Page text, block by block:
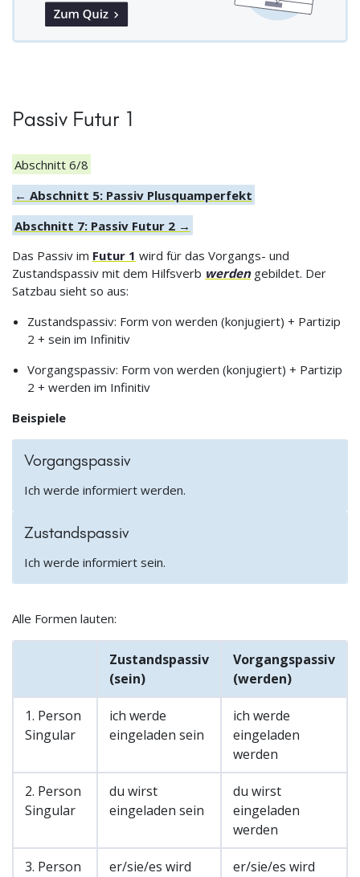
Passiv Futur 1
Abschnitt 6/8
← Abschnitt 5: Passiv Plusquamperfekt
Abschnitt 7: Passiv Futur 2 →
Das Passiv im Futur 1 wird für das Vorgangs- und
Zustandspassiv mit dem Hilfsverb werdengebildet. Der
Satzbau sieht so aus:
Zustandspassiv: Form von werden (konjugiert) + Partizip
2 + sein im Infinitiv
Vorgangspassiv: Form von werden (konjugiert) + Partizip
2 + werden im Infinitiv
Beispiele
Vorgangspassiv
Ich werde informiert werden.
Zustandspassiv
Ich werde informiert sein.
Alle Formen lauten:
Zustandspassiv
(sein)
Vorgangspassiv
(werden)
1. Person
Singular
ich werde
eingeladen sein
ich werde
eingeladen
werden
2. Person
Singular
du wirst
eingeladen sein
du wirst
eingeladen
werden
3. Person er/sie/es wird er/sie/es wird